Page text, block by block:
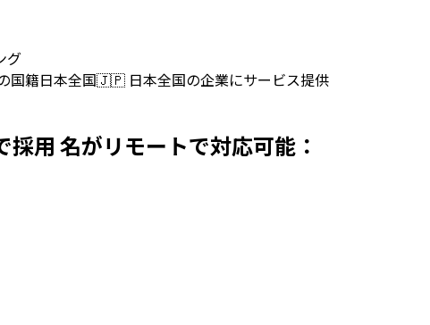
グ
国籍日本全国🇯🇵 日本全国の企業にサービス提供
用 名がリモートで対応可能：